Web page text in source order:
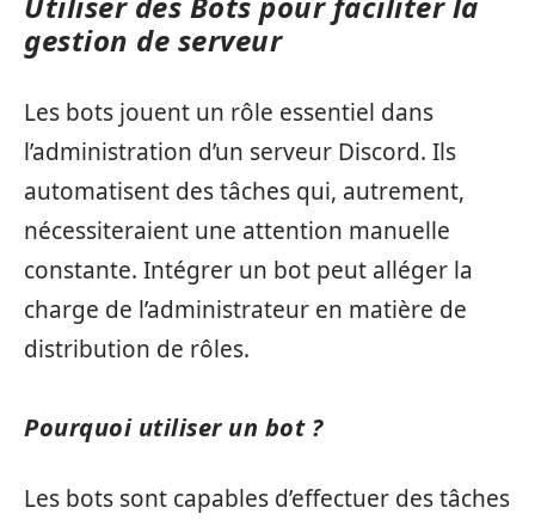
gestion de serveur
Les bots jouent un rôle essentiel dans
l’administration d’un serveur Discord. Ils
automatisent des tâches qui, autrement,
nécessiteraient une attention manuelle
constante. Intégrer un bot peut alléger la
charge de l’administrateur en matière de
distribution de rôles.
Pourquoi utiliser un bot ?
Les bots sont capables d’effectuer des tâches